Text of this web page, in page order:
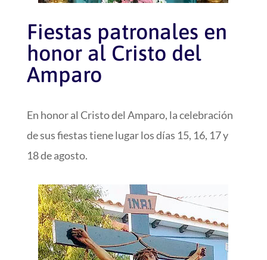
Fiestas patronales en
honor al Cristo del
Amparo
En honor al Cristo del Amparo, la celebración
de sus fiestas tiene lugar los días 15, 16, 17 y
18 de agosto.